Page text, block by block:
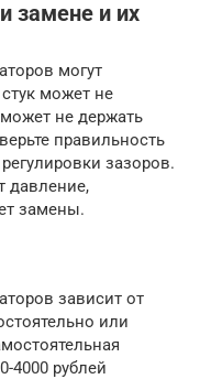
замене и их
могут
может не
не держать
правильность
зазоров.
давление,
замены.
зависит от
или
4000 рублей